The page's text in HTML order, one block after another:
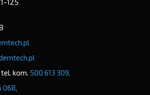
125
tel. kom. 500 613 309,
068,